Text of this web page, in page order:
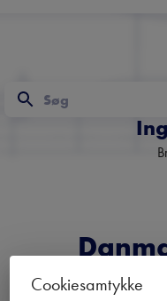
Cookiesamtykke